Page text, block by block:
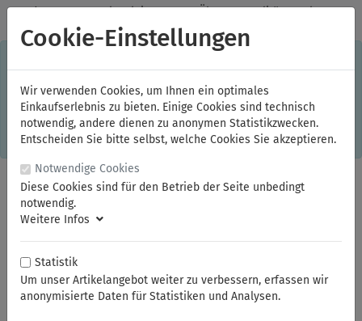
✓Jeden Monat starke Aktionen ✓Über 20 Qualitätsmarken ✓
Kostenlose Lieferung im Inland ab 150,00 Euro Bruttowarenwert
Einkaufserlebnis. Dabei werden beispielsweise die Session-
Informationen oder die Spracheinstellung auf Ihrem Rechner
gespeichert. Ohne Cookies ist der Funktionsumfang des
Online-Shops eingeschränkt. Sind Sie damit nicht
einverstanden, klicken Sie bitte hier.
Cookie-Einstellungen
Wir verwenden Cookies, um Ihnen ein optimales
Einkaufserlebnis zu bieten. Einige Cookies sind technisch
notwendig, andere dienen zu anonymen Statistikzwecken.
Entscheiden Sie bitte selbst, welche Cookies Sie akzeptieren.
Notwendige Cookies
Diese Cookies sind für den Betrieb der Seite unbedingt
notwendig.
Weitere Infos
Statistik
Um unser Artikelangebot weiter zu verbessern, erfassen wir
anonymisierte Daten für Statistiken und Analysen.